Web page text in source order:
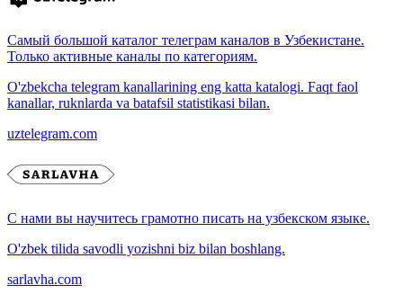
Самый большой каталог телеграм каналов в Узбекистане.
Только активные каналы по категориям.
O'zbekcha telegram kanallarining eng katta katalogi. Faqt faol
kanallar, ruknlarda va batafsil statistikasi bilan.
uztelegram.com
С нами вы научитесь грамотно писать на узбекском языке.
O'zbek tilida savodli yozishni biz bilan boshlang.
sarlavha.com